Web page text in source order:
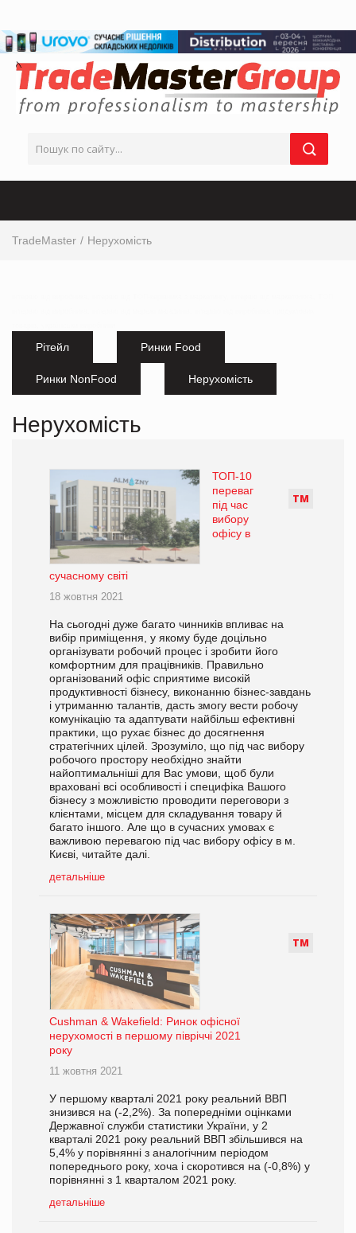
TradeMaster Нерухомість
Рітейл Ринки Food
Ринки NonFood Нерухомість
Нерухомість
ТМ
ТОП-10
переваг
під час
вибору
офісу в
сучасному світі
18 жовтня 2021
На сьогодні дуже багато чинників впливає на
вибір приміщення, у якому буде доцільно
організувати робочий процес і зробити його
комфортним для працівників. Правильно
організований офіс сприятиме високій
продуктивності бізнесу, виконанню бізнес-завдань
і утриманню талантів, дасть змогу вести робочу
комунікацію та адаптувати найбільш ефективні
практики, що рухає бізнес до досягнення
стратегічних цілей. Зрозуміло, що під час вибору
робочого простору необхідно знайти
найоптимальніші для Вас умови, щоб були
враховані всі особливості і специфіка Вашого
бізнесу з можливістю проводити переговори з
клієнтами, місцем для складування товару й
багато іншого. Але що в сучасних умовах є
важливою перевагою під час вибору офісу в м.
Києві, читайте далі.
детальніше
ТМ
Cushman & Wakefield: Ринок офісної
нерухомості в першому півріччі 2021
року
11 жовтня 2021
У першому кварталі 2021 року реальний ВВП
знизився на (-2,2%). За попередніми оцінками
Державної служби статистики України, у 2
кварталі 2021 року реальний ВВП збільшився на
5,4% у порівнянні з аналогічним періодом
попереднього року, хоча і скоротився на (-0,8%) у
порівнянні з 1 кварталом 2021 року.
детальніше